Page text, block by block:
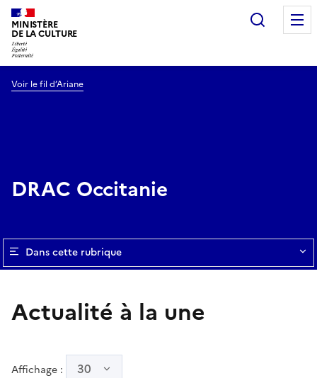
MINISTÈRE
DE LA CULTURE
Voir le fil d’Ariane
DRAC Occitanie
Dans cette rubrique
Actualité à la une
Affichage : 30